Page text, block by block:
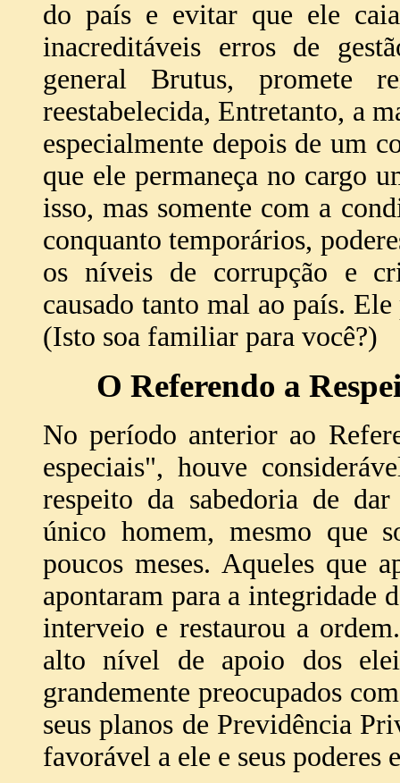
do país e evitar que ele
inacreditáveis erros de
general Brutus, promete
reestabelecida, Entretanto, a
especialmente depois de um
que ele permaneça no cargo
isso, mas somente com a
conquanto temporários,
os níveis de corrupção e
causado tanto mal ao país.
(Isto soa familiar para você?)
O Referendo a
No período anterior ao
especiais", houve
respeito da sabedoria de
único homem, mesmo que
poucos meses. Aqueles que
apontaram para a integridade
interveio e restaurou a
alto nível de apoio dos
grandemente preocupados
seus planos de Previdência
favorável a ele e seus poderes